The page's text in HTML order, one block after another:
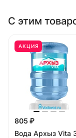
С этим
АКЦИЯ
805 ₽
Вода Архыз Vita